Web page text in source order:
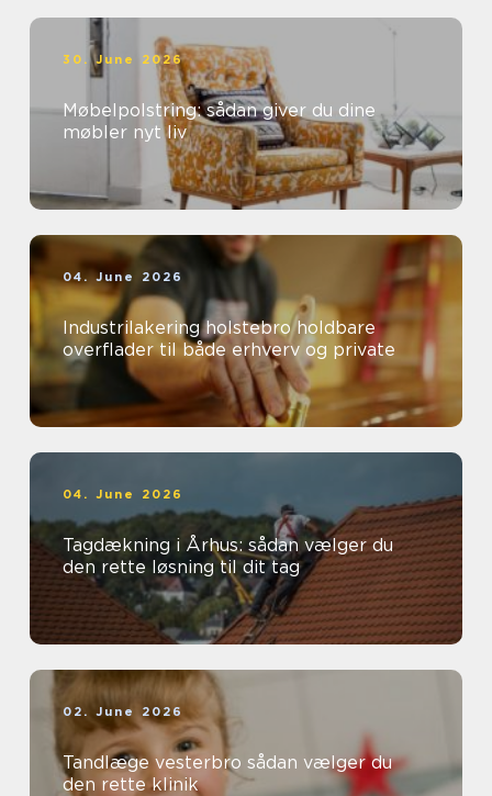
30. June 2026
Møbelpolstring: sådan giver du dine
møbler nyt liv
04. June 2026
Industrilakering holstebro holdbare
overflader til både erhverv og private
04. June 2026
Tagdækning i Århus: sådan vælger du
den rette løsning til dit tag
02. June 2026
Tandlæge vesterbro sådan vælger du
den rette klinik